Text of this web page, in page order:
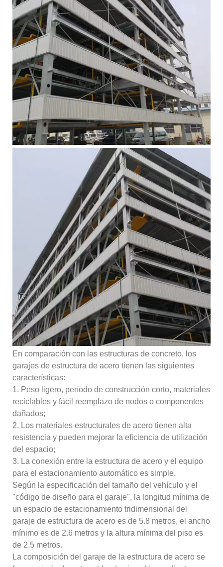
En comparación con las estructuras de concreto, los
garajes de estructura de acero tienen las siguientes
características:
1. Peso ligero, período de construcción corto, materiales
reciclables y fácil reemplazo de nodos o componentes
dañados;
2. Los materiales estructurales de acero tienen alta
resistencia y pueden mejorar la eficiencia de utilización
del espacio;
3. La conexión entre la estructura de acero y el equipo
para el estacionamiento automático es simple.
Según la especificación del tamaño del vehículo y el
"código de diseño para el garaje", la longitud mínima de
un espacio de estacionamiento tridimensional del
garaje de estructura de acero es de 5.8 metros, el ancho
mínimo es de 2.6 metros y la altura mínima del piso es
de 2.5 metros.
La composición del garaje de la estructura de acero se